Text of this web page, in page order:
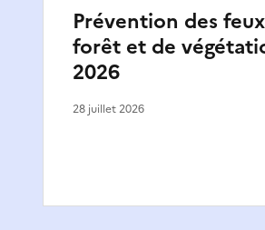
Prévention des
forêt et de
2026
28 juillet 2026